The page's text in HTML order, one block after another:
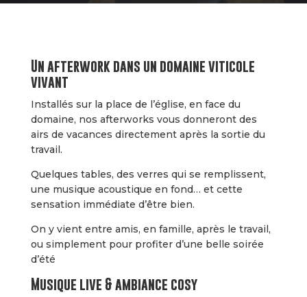
Un afterwork dans un domaine viticole
vivant
Installés sur la place de l’église, en face du
domaine, nos afterworks vous donneront des
airs de vacances directement après la sortie du
travail.
Quelques tables, des verres qui se remplissent,
une musique acoustique en fond… et cette
sensation immédiate d’être bien.
On y vient entre amis, en famille, après le travail,
ou simplement pour profiter d’une belle soirée
d’été
Musique live & ambiance cosy